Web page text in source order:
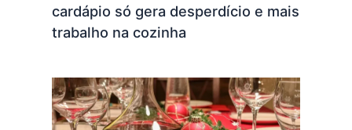
cardápio só gera desperdício e mais
trabalho na cozinha